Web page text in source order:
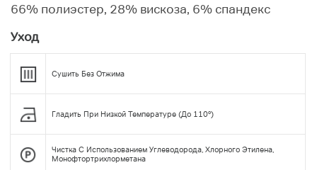
66% полиэстер, 28% вискоза, 6% спандекс
Уход
Сушить Без Отжима
Гладить При Низкой Температуре (до 110°)
Чистка С Использованием Углеводорода, Хлорного Этилена,
Монофтортрихлорметана